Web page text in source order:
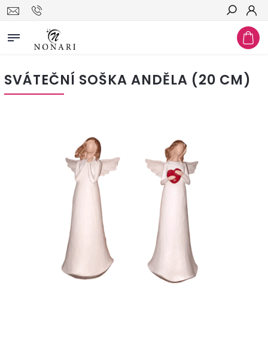
Hledat
SVÁTEČNÍ SOŠKA ANDĚLA (20 CM)